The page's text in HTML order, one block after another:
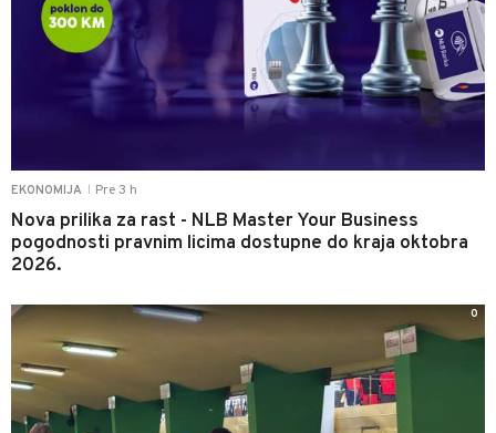
EKONOMIJA Pre 3 h
Nova prilika za rast - NLB Master Your Business
pogodnosti pravnim licima dostupne do kraja oktobra
2026.
0